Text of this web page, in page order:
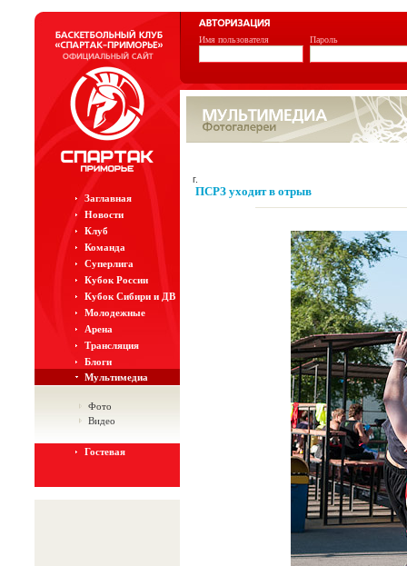
Имя пользователя Пароль
Заглавная
Новости
Клуб
Команда
Суперлига
Кубок России
Кубок Сибири и ДВ
Молодежные
Арена
Трансляция
Блоги
Мультимедиа
Фото
Видео
Гостевая
г.
ПСРЗ уходит в отрыв